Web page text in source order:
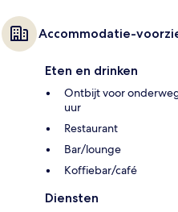
Accommodatie-
Eten en drinken
Ontbijt voor
uur
Restaurant
Bar/lounge
Koffiebar/café
Diensten